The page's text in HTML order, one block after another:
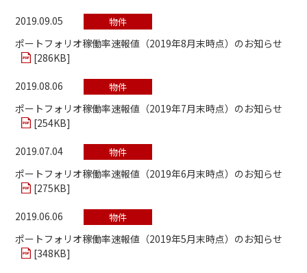
2019.09.05 物件
ポートフォリオ稼働率速報値（2019年8月末時点）のお知らせ
[286KB]
2019.08.06 物件
ポートフォリオ稼働率速報値（2019年7月末時点）のお知らせ
[254KB]
2019.07.04 物件
ポートフォリオ稼働率速報値（2019年6月末時点）のお知らせ
[275KB]
2019.06.06 物件
ポートフォリオ稼働率速報値（2019年5月末時点）のお知らせ
[348KB]